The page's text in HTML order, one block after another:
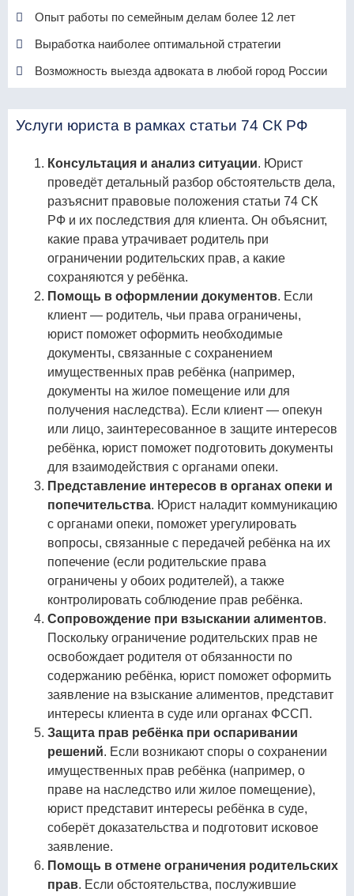
Опыт работы по семейным делам более 12 лет
Выработка наиболее оптимальной стратегии
Возможность выезда адвоката в любой город России
Услуги юриста в рамках статьи 74 СК РФ
Консультация и анализ ситуации. Юрист
проведёт детальный разбор обстоятельств дела,
разъяснит правовые положения статьи 74 СК
РФ и их последствия для клиента. Он объяснит,
какие права утрачивает родитель при
ограничении родительских прав, а какие
сохраняются у ребёнка.
Помощь в оформлении документов. Если
клиент — родитель, чьи права ограничены,
юрист поможет оформить необходимые
документы, связанные с сохранением
имущественных прав ребёнка (например,
документы на жилое помещение или для
получения наследства). Если клиент — опекун
или лицо, заинтересованное в защите интересов
ребёнка, юрист поможет подготовить документы
для взаимодействия с органами опеки.
Представление интересов в органах опеки и
попечительства. Юрист наладит коммуникацию
с органами опеки, поможет урегулировать
вопросы, связанные с передачей ребёнка на их
попечение (если родительские права
ограничены у обоих родителей), а также
контролировать соблюдение прав ребёнка.
Сопровождение при взыскании алиментов.
Поскольку ограничение родительских прав не
освобождает родителя от обязанности по
содержанию ребёнка, юрист поможет оформить
заявление на взыскание алиментов, представит
интересы клиента в суде или органах ФССП.
Защита прав ребёнка при оспаривании
решений. Если возникают споры о сохранении
имущественных прав ребёнка (например, о
праве на наследство или жилое помещение),
юрист представит интересы ребёнка в суде,
соберёт доказательства и подготовит исковое
заявление.
Помощь в отмене ограничения родительских
прав. Если обстоятельства, послужившие